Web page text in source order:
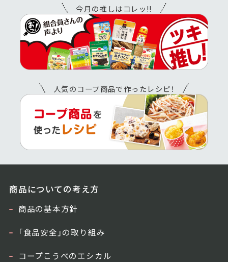
人気のコープ商品で作ったレシピ！
今月の推しはコレッ!!
商品についての考え方
商品の基本方針
「食品安全」の取り組み
コープこうべのエシカル